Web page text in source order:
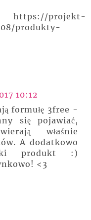
projekt-
produkty-
10:12
formułę 3free -
się pojawiać,
właśnie
A dodatkowo
produkt :)
<3